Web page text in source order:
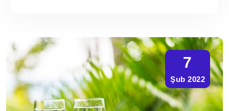
7
Şub 2022